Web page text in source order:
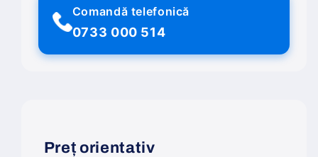
Comandă telefonică
0733 000 514
Preț orientativ